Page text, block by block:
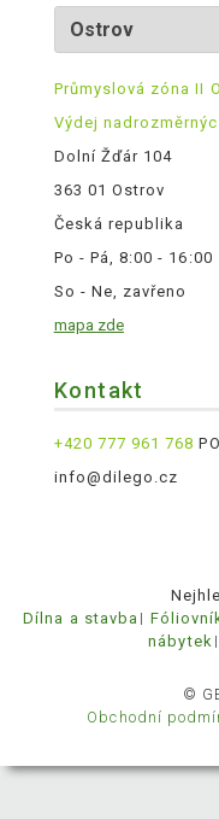
Průmyslová zóna II
Výdej
Dolní Žďár 104
363 01 Ostrov
Česká republika
Po - Pá, 8:00 - 16:00
So - Ne, zavřeno
mapa zde
Kontakt
+420 777 961 768
info@dilego.cz
Dílna a stavba
nábytek
©
Obchodní